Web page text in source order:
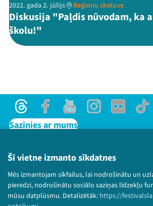
Šī vietne izmanto sīkdatnes
Mēs izmantojam sīkfailus, lai nodrošinātu un
pieredzi, nodrošinātu sociālo saziņas līdzekļu
mūsu datplūsmu. Detalizētāk: https://
ThreadsFacebookYoutube
X
2022. gada 2. jūlijs Reģionu skatuve
Diskusija "Paļdis nūvodam, ka
školu!"
ThreadsFacebookYoutubeInstagram
Flick
Sazinies ar mums
Lietošanas noteikumi un sīkdatņu
Bērnu aizsardzības politika
© 2026 Sarunu festivāls LAMPA
paturētas.